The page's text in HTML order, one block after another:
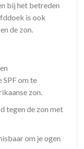
bij het betreden
is ook
de zon.
SPF om te
zon.
tegen de zon met
om je ogen